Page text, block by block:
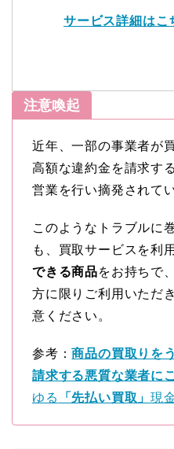
サービス詳細はこ
注意喚起
近年、一部の事業者が
高額な違約金を請求す
営業を行い摘発されて
このようなトラブルに
も、買取サービスを利
できる商品をお持ちで、
方に限りご利用いただ
意ください。
参考：商品の買取りを
請求する悪質な業者に
ゆる
「先払い買取」現